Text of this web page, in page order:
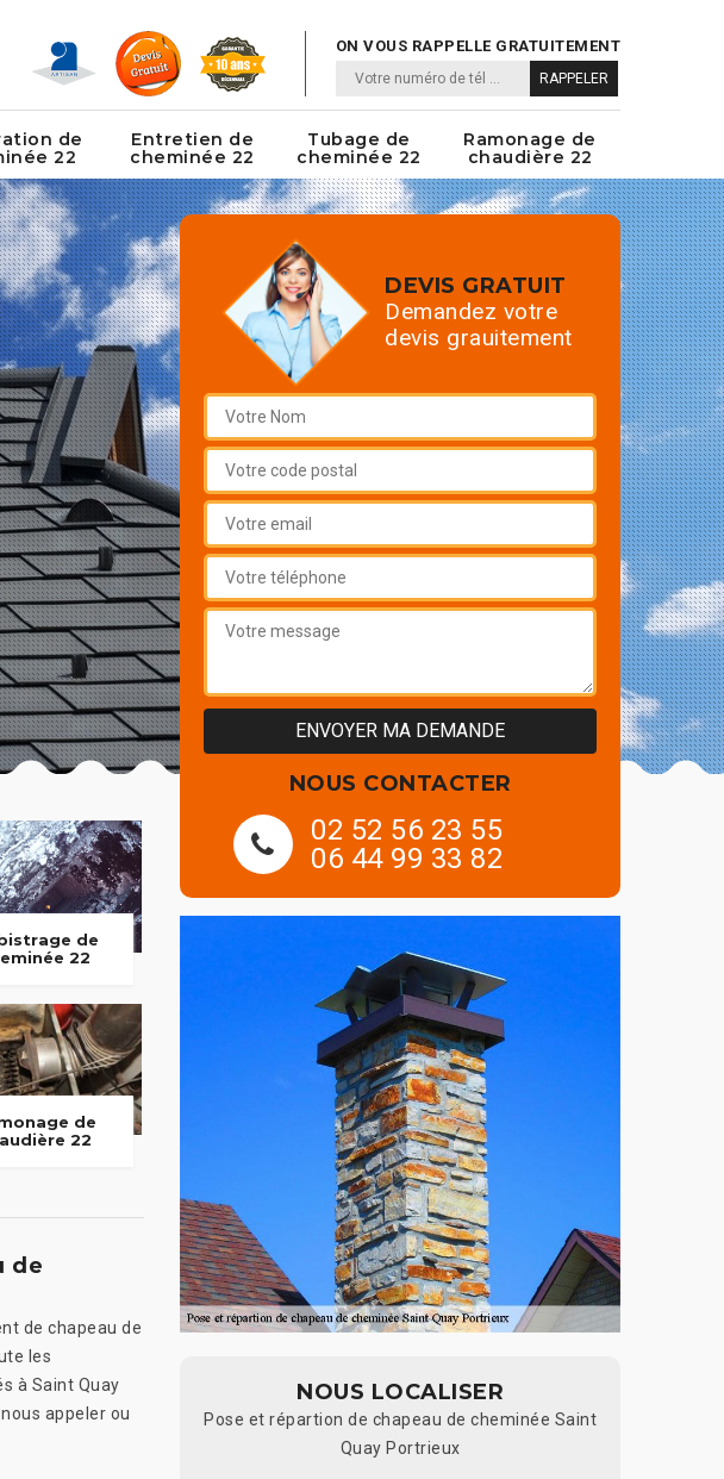
ON VOUS RAPPELLE GRATUITEMENT
de
22
Entretien de
cheminée 22
Tubage de
cheminée 22
Ramonage de
chaudière 22
de
22
de
22
de
de chapeau de
les
à Saint Quay
appeler ou
DEVIS GRATUIT
Demandez votre
devis grauitement
NOUS CONTACTER
02 52 56 23 55
06 44 99 33 82
NOUS LOCALISER
Pose et répartion de chapeau de cheminée Saint
Quay Portrieux